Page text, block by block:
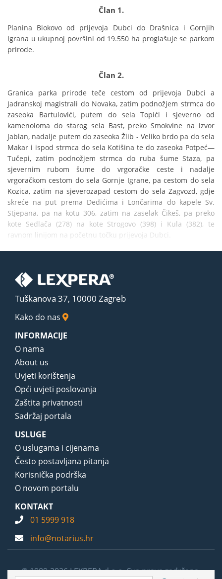
Član 1.
Planina Biokovo od prijevoja Dubci do Drašnica i Gornjih
Igrana u ukupnoj površini od 19.550 ha proglašuje se parkom
prirode.
Član 2.
Granica parka prirode teče cestom od prijevoja Dubci a
Jadranskoj magistrali do Novaka, zatim podnožjem strmca do
zaseoka Bartulovići, putem do sela Topići i sjeverno od
kamenoloma do starog sela Bast, preko Smokvine na izvor
Jablan, nadalje putem do zaseoka Žlib - Veliko brdo pa do sela
Makar i ispod strmca do sela Kotišina te do zaseoka Potpeć—
Tučepi, zatim podnožjem strmca do ruba šume Staza, pa
sjevernim rubom šume do vrgoračke ceste i nadalje
vrgoračkom cestom do sela Gornje Igrane, pa cestom do sela
Kozica, zatim na sjeverozapad cestom do sela Zagvozd, gdje
skreće na put prema Dedićima i Lončarima do kapele Sv.
Stjepana, pa na kotu 306, zatim na zaselak Čikeš, pa preko
kote Sedlača (278) na kote Strogovo (398) i Kula (382), te
ravnom linijom na početnu točku prijevoja Dubci.
Tuškanova 37, 10000 Zagreb
Kako do nas
INFORMACIJE
O nama
About us
Uvjeti korištenja
Opći uvjeti poslovanja
Zaštita privatnosti
Sadržaj portala
USLUGE
O uslugama i cijenama
Često postavljana pitanja
Korisnička podrška
O novom portalu
KONTAKT
01 5999 918
info@notarius.hr
© 1989-2026 LEXPERA d.o.o. Sva prava zadržana.